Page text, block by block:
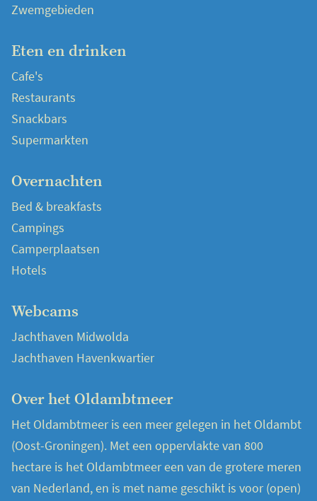
Zwemgebieden
Eten en drinken
Cafe's
Restaurants
Snackbars
Supermarkten
Overnachten
Bed & breakfasts
Campings
Camperplaatsen
Hotels
Webcams
Jachthaven Midwolda
Jachthaven Havenkwartier
Over het Oldambtmeer
Het Oldambtmeer is een meer gelegen in het Oldambt
(Oost-Groningen). Met een oppervlakte van 800
hectare is het Oldambtmeer een van de grotere meren
van Nederland, en is met name geschikt is voor (open)